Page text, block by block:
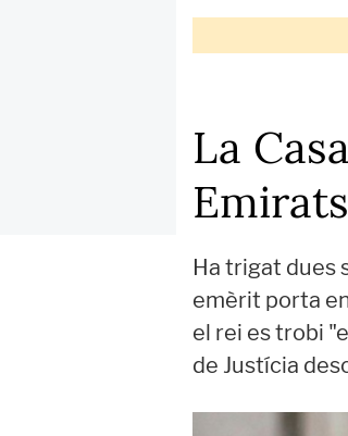
La
Ha trigat dues
emèrit porta
el rei es trobi
de Justícia